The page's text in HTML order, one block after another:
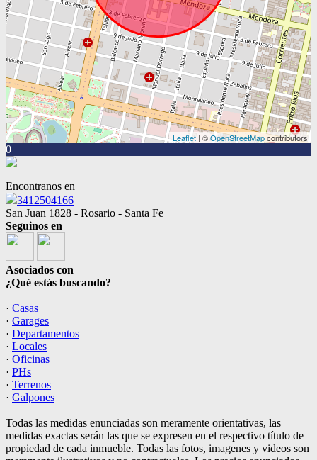
Leaflet | ©OpenStreetMapcontributors
0
Encontranos en
3412504166
San Juan 1828 - Rosario - Santa Fe
Seguinos en
Asociados con
¿Qué estás buscando?
· Casas
· Garages
· Departamentos
· Locales
· Oficinas
· PHs
· Terrenos
· Galpones
Todas las medidas enunciadas son meramente orientativas, las
medidas exactas serán las que se expresen en el respectivo título de
propiedad de cada inmueble. Todas las fotos, imagenes y videos son